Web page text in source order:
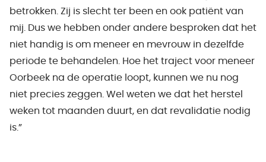
betrokken. Zij is slecht ter been en ook patiënt van
mij. Dus we hebben onder andere besproken dat het
niet handig is om meneer en mevrouw in dezelfde
periode te behandelen. Hoe het traject voor meneer
Oorbeek na de operatie loopt, kunnen we nu nog
niet precies zeggen. Wel weten we dat het herstel
weken tot maanden duurt, en dat revalidatie nodig
is.”